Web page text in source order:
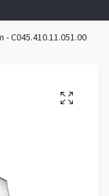
- C045.410.11.051.00